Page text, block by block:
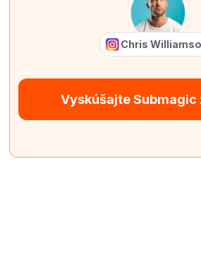
Chris
Vyskúšajte Submagic